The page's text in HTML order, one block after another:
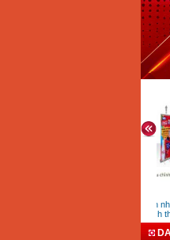
Banner cuốn
kích